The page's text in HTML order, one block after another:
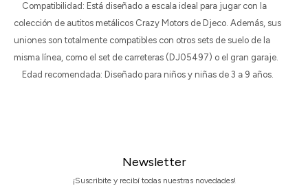
Compatibilidad: Está diseñado a escala ideal para jugar con la
colección de autitos metálicos Crazy Motors de Djeco. Además, sus
uniones son totalmente compatibles con otros sets de suelo de la
misma línea, como el set de carreteras (DJ05497) o el gran garaje.
Edad recomendada: Diseñado para niños y niñas de 3 a 9 años.
Newsletter
¡Suscribite y recibí todas nuestras novedades!